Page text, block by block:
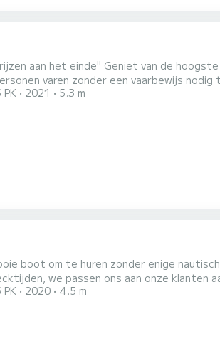
varen zonder een vaarbewijs
boegtafel -Ruime opbergplaatsen -
PK 2021 5.3 m
boot om te huren zonder enige
we passen ons aan onze klanten
USB-radio, bimini-top, enz... Geniet
vanuit zee. * Volledige dag 6 uur *
PK 2020 4.5 m